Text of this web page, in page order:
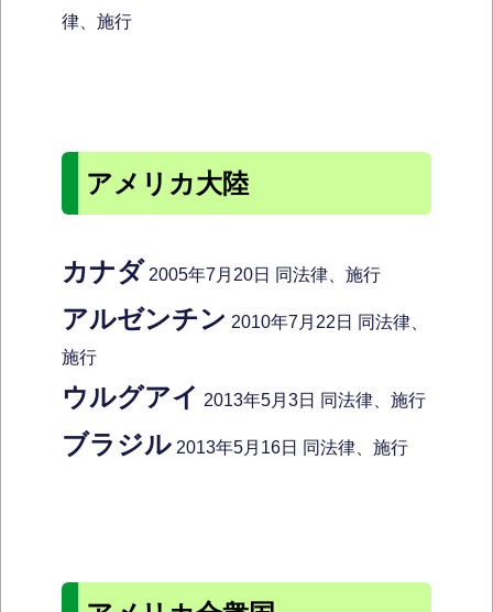
律、施行
アメリカ大陸
カナダ 2005年7月20日 同法律、施行
アルゼンチン 2010年7月22日 同法律、
施行
ウルグアイ 2013年5月3日 同法律、施行
ブラジル 2013年5月16日 同法律、施行